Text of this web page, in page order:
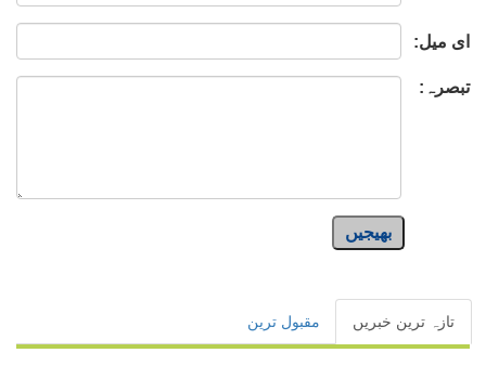
ای میل:
تبصرہ:
بھیجیں
تازہ ترین خبریں مقبول ترین